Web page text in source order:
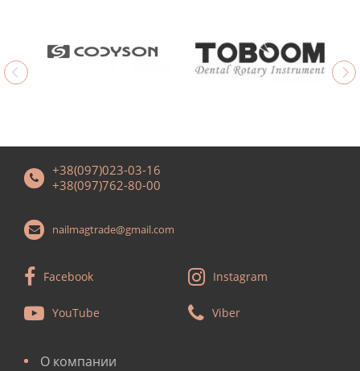
+38(097)023-03-16
+38(097)762-80-00
nailmagtrade@gmail.com
Facebook Instagram
YouTube Viber
О компании